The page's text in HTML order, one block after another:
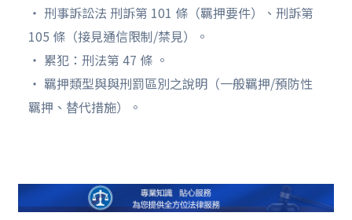
‧ 刑事訴訟法 刑訴第 101 條（羈押要件）、刑訴第
105 條（接見通信限制/禁見）。
‧ 累犯：刑法第 47 條 。
‧ 羈押類型與與刑罰區別之說明（一般羈押/預防性
羈押、替代措施）。